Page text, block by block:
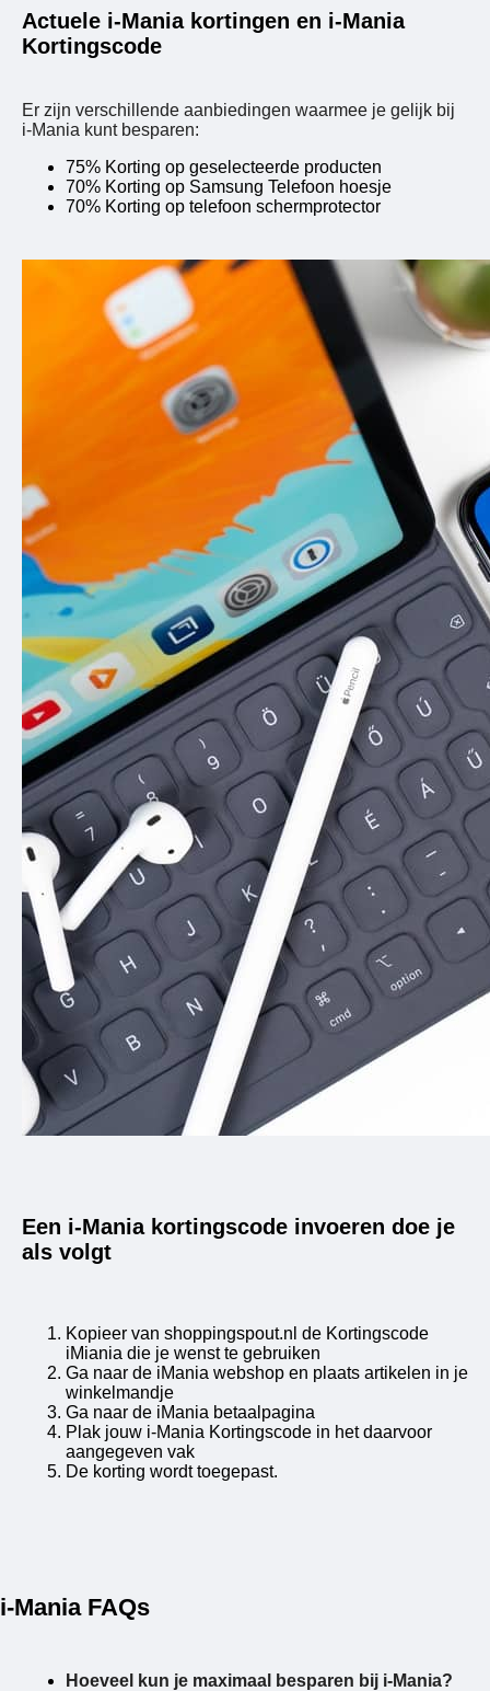
Actuele i-Mania kortingen en i-Mania
Kortingscode
Er zijn verschillende aanbiedingen waarmee je gelijk bij
i-Mania kunt besparen:
75% Korting op geselecteerde producten
70% Korting op Samsung Telefoon hoesje
70% Korting op telefoon schermprotector
Een i-Mania kortingscode invoeren doe je
als volgt
Kopieer van shoppingspout.nl de Kortingscode
iMiania die je wenst te gebruiken
Ga naar de iMania webshop en plaats artikelen in je
winkelmandje
Ga naar de iMania betaalpagina
Plak jouw i-Mania Kortingscode in het daarvoor
aangegeven vak
De korting wordt toegepast.
i-Mania FAQs
Hoeveel kun je maximaal besparen bij i-Mania?